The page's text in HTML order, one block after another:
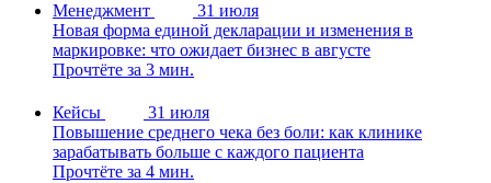
Менеджмент
31 июля
Новая форма единой декларации и изменения в
маркировке: что ожидает бизнес в августе
Прочтёте за 3 мин.
Кейсы
31 июля
Повышение среднего чека без боли: как клинике
зарабатывать больше с каждого пациента
Прочтёте за 4 мин.